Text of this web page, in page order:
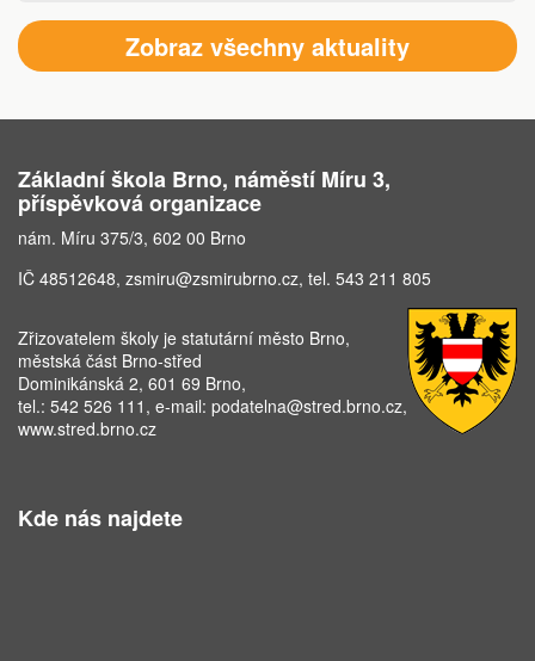
Zobraz všechny aktuality
Základní škola Brno, náměstí Míru 3,
příspěvková organizace
nám. Míru 375/3, 602 00 Brno
IČ 48512648, zsmiru@zsmirubrno.cz, tel. 543 211 805
Zřizovatelem školy je statutární město Brno,
městská část Brno-střed
Dominikánská 2, 601 69 Brno,
tel.: 542 526 111, e-mail: podatelna@stred.brno.cz,
www.stred.brno.cz
Kde nás najdete